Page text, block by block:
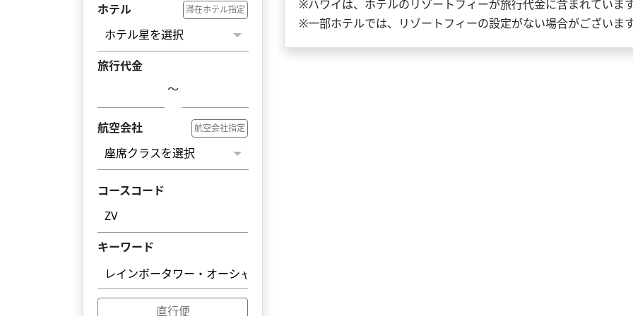
ホテル 滞在ホテル指定
旅行代金
～
航空会社 航空会社指定
コースコード
キーワード
直行便
※ハワイは、ホテルのリゾートフィーが旅行代金に含まれています
※一部ホテルでは、リゾートフィーの設定がない場合がございます